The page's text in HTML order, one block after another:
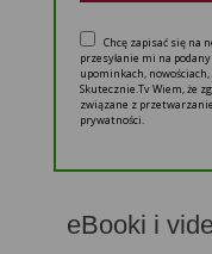
Chcę zapisać się na
przesyłanie mi na
upominkach,
Skutecznie.Tv Wiem, że
związane z
prywatności.
eBooki i